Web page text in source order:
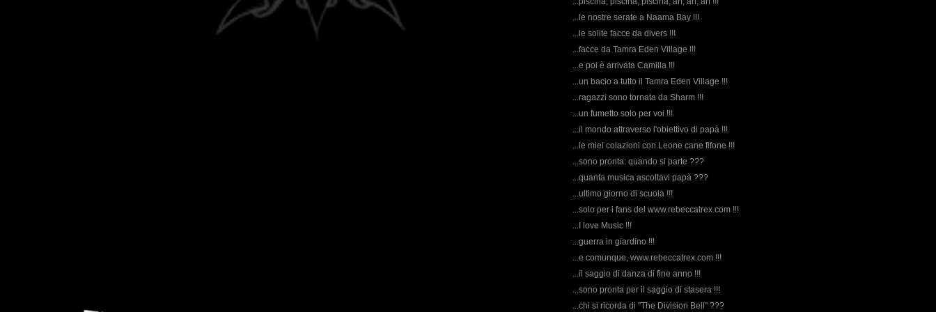
...le nostre serate a Naama Bay !!!
...le solite facce da divers !!!
...facce da Tamra Eden Village !!!
...e poi è arrivata Camilla !!!
...un bacio a tutto il Tamra Eden Village !!!
...ragazzi sono tornata da Sharm !!!
...un fumetto solo per voi !!!
...il mondo attraverso l'obiettivo di papà !!!
...le miei colazioni con Leone cane fifone !!!
...sono pronta: quando si parte ???
...quanta musica ascoltavi papà ???
...ultimo giorno di scuola !!!
...solo per i fans del www.rebeccatrex.com !!!
...I love Music !!!
...guerra in giardino !!!
...e comunque, www.rebeccatrex.com !!!
...il saggio di danza di fine anno !!!
...sono pronta per il saggio di stasera !!!
...chi si ricorda di "The Division Bell" ???